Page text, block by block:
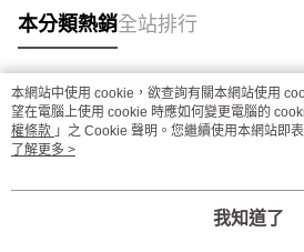
本分類熱銷全站排行
熱門標籤
本網站中使用 cookie，欲查詢有關本網站使用
望在電腦上使用 cookie 時應如何變更電腦的
權條款 」之 Cookie 聲明。您繼續使用本網站即
用條款之 Cookie 聲明使用 cookie。
了解更多 >
我知道了